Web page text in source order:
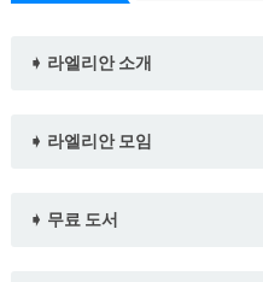
➧ 라엘리안 소개
➧ 라엘리안 모임
➧ 무료 도서